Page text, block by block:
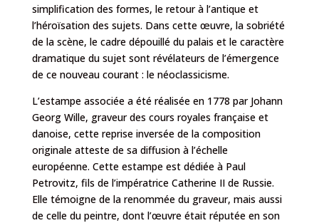
simplification des formes, le retour à l’antique et
l’héroïsation des sujets. Dans cette œuvre, la sobriété
de la scène, le cadre dépouillé du palais et le caractère
dramatique du sujet sont révélateurs de l’émergence
de ce nouveau courant : le néoclassicisme.
L’estampe associée a été réalisée en 1778 par Johann
Georg Wille, graveur des cours royales française et
danoise, cette reprise inversée de la composition
originale atteste de sa diffusion à l’échelle
européenne. Cette estampe est dédiée à Paul
Petrovitz, fils de l’impératrice Catherine II de Russie.
Elle témoigne de la renommée du graveur, mais aussi
de celle du peintre, dont l’œuvre était réputée en son